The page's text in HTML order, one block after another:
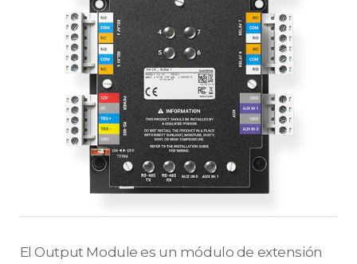
El Output Module es un módulo de extensión